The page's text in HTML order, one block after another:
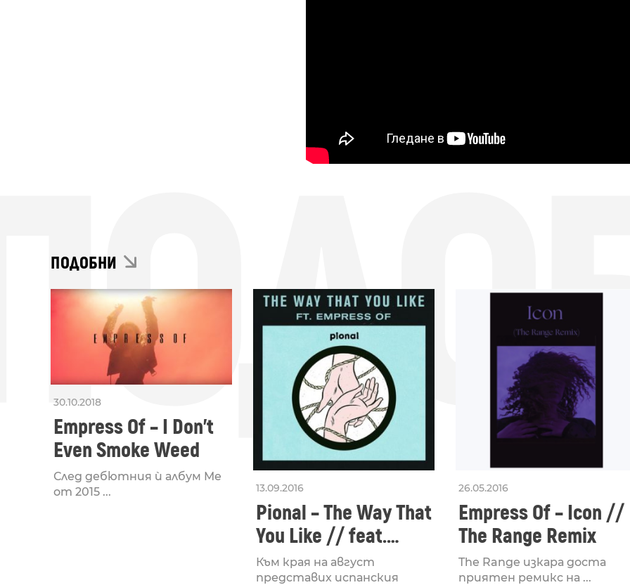
ПОДОБНИ
30.10.2018
Empress Of – I Don’t
Even Smoke Weed
След дебютния ѝ албум Me
от 2015 ...
13.09.2016
Pional – The Way That
You Like // feat.
Empress Of
Към края на август
представих испанския
26.05.2016
Empress Of – Icon //
The Range Remix
The Range изкара доста
приятен ремикс на ...